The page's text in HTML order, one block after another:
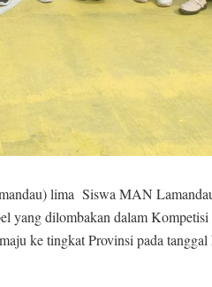
lima Siswa MAN
yang dilombakan dalam
ke tingkat Provinsi pada